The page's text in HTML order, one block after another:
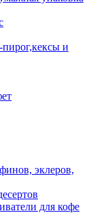
и
эклеров,
для кофе